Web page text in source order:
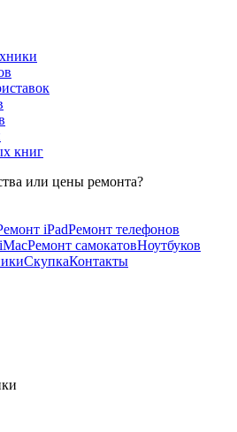
книг
или цены ремонта?
iPadРемонт телефонов
Ремонт самокатовНоутбуков
СкупкаКонтакты